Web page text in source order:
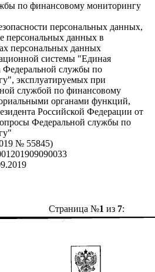
по финансовому мониторингу
персональных данных,
персональных данных в
персональных данных
системы "Единая
Федеральной службы по
эксплуатируемых при
службой по финансовому
органами функций,
Российской Федерации от
Федеральной службы по
№ 55845)
Страница №1 из 7: